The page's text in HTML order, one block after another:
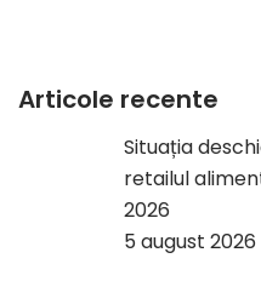
Articole recente
Situația
retailul
2026
5 august 2026